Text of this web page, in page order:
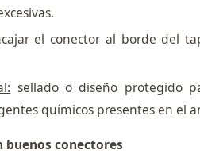
el conector al borde del
sellado o diseño protegido
químicos presentes en el
buenos conectores